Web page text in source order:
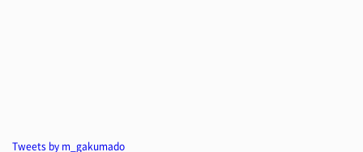
Tweets by m_gakumado